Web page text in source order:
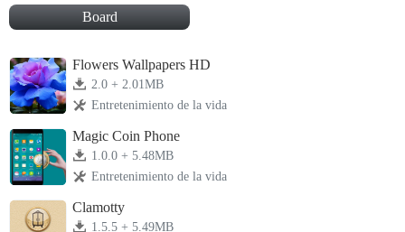
Board
Flowers Wallpapers HD
2.0 + 2.01MB
Entretenimiento de la vida
Magic Coin Phone
1.0.0 + 5.48MB
Entretenimiento de la vida
Clamotty
1.5.5 + 5.49MB